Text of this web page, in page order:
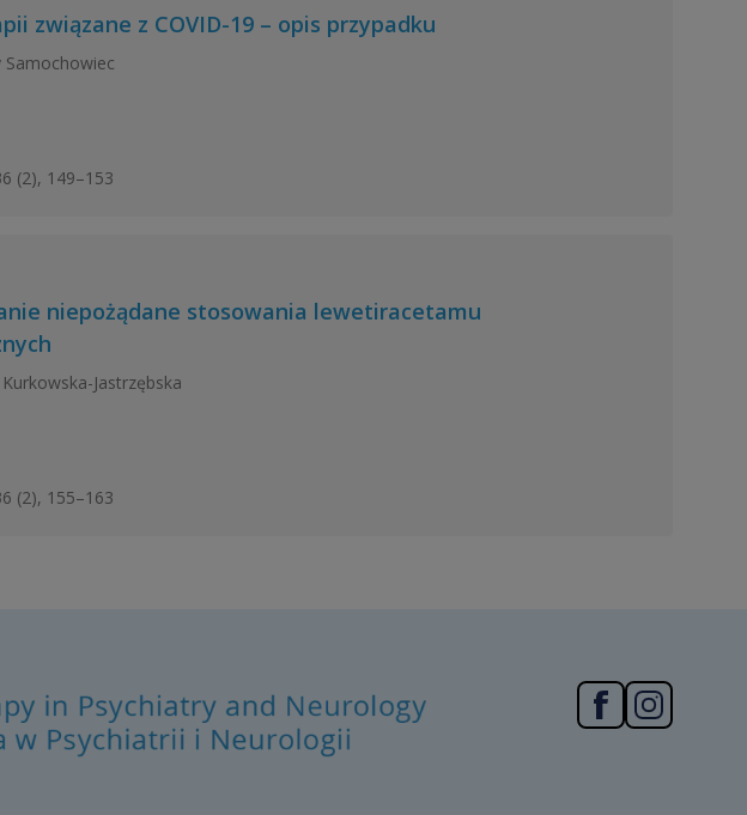
związane z COVID-19 – opis przypadku
Samochowiec
(2), 149–153
niepożądane stosowania lewetiracetamu
Jastrzębska
(2), 155–163